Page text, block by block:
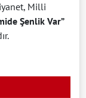
Milli
Şenlik Var”